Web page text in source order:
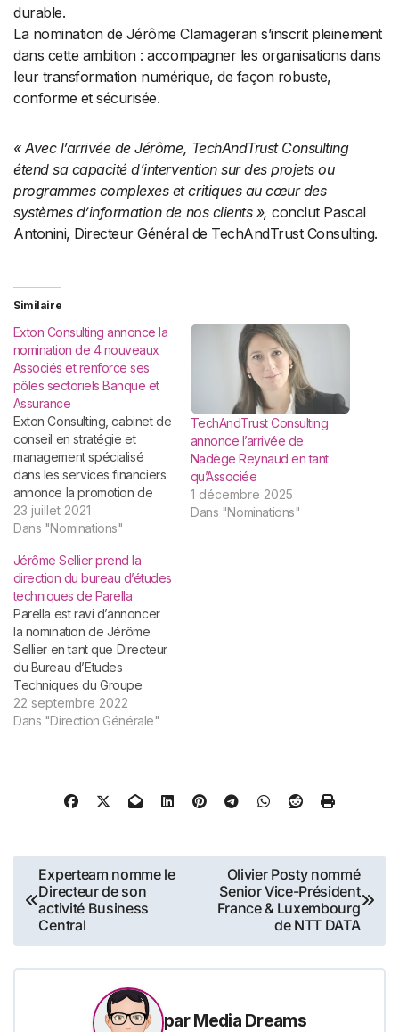
durable.
La nomination de Jérôme Clamageran s’inscrit pleinement
dans cette ambition : accompagner les organisations dans
leur transformation numérique, de façon robuste,
conforme et sécurisée.
« Avec l’arrivée de Jérôme, TechAndTrust Consulting
étend sa capacité d’intervention sur des projets ou
programmes complexes et critiques au cœur des
systèmes d’information de nos clients », conclut Pascal
Antonini, Directeur Général de TechAndTrust Consulting.
Similaire
Exton Consulting annonce la
nomination de 4 nouveaux
Associés et renforce ses
pôles sectoriels Banque et
Assurance
Exton Consulting, cabinet de
conseil en stratégie et
management spécialisé
dans les services financiers
annonce la promotion de
quatre Directeurs aux
postes d’Associés Fondé fin
partie du top 5 des cabinets
de conseil en stratégie et
management dédié au
secteur des services
financiers (assurance,
banque de…
23 juillet 2021
Dans "Nominations"
TechAndTrust Consulting
annonce l’arrivée de
Nadège Reynaud en tant
qu’Associée
1 décembre 2025
Dans "Nominations"
Jérôme Sellier prend la
direction du bureau d’études
techniques de Parella
Parella est ravi d’annoncer
la nomination de Jérôme
Sellier en tant que Directeur
du Bureau d’Etudes
Techniques du Groupe
Parella : Parella Technical.
Jérôme Sellier dispose
une grande réussite dans
ses nouvelles fonctions.
22 septembre 2022
Dans "Direction Générale"
Navigation
de
l’article
Experteam nomme le
Directeur de son
activité Business
Central
Olivier Posty nommé
Senior Vice-Président
France & Luxembourg
de NTT DATA
parMedia Dreams